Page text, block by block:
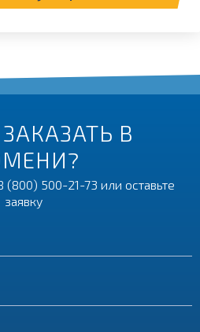
В
(800) 500-21-73 или оставьте
заявку